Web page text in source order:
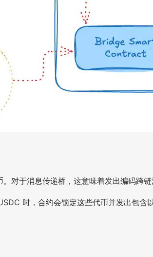
对于消息传递桥，这意味着发出编码跨链
时，合约会锁定这些代币并发出包含